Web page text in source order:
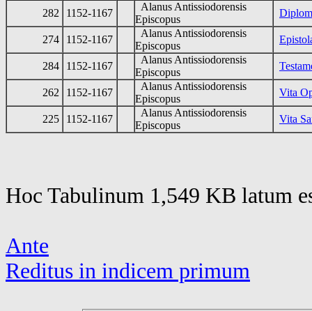
282 1152-1167
Alanus Antissiodorensis
Episcopus
274 1152-1167
Alanus Antissiodorensis
Episcopus
284 1152-1167
Alanus Antissiodorensis
Episcopus
262 1152-1167
Alanus Antissiodorensis
Episcopus
Vita
225 1152-1167
Alanus Antissiodorensis
Episcopus
Vita
Hoc Tabulinum 1,549 KB latum
Ante
Reditus in indicem primum